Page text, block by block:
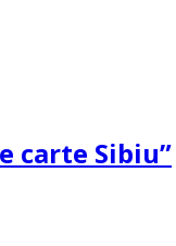
carte Sibiu”